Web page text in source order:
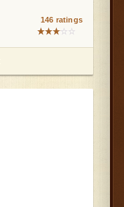
146 ratings